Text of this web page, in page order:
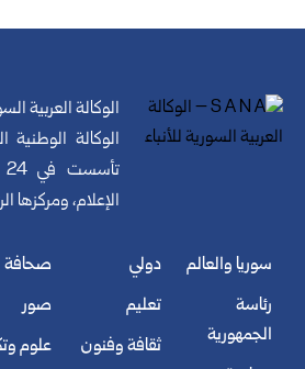
الوكالة العربية
الوكالة الوطنية
الإعلام،
سوريا والعالم
رئاسة
الجمهورية
دولي
تعليم
ثقافة وفنون
صحافة
صور
علوم